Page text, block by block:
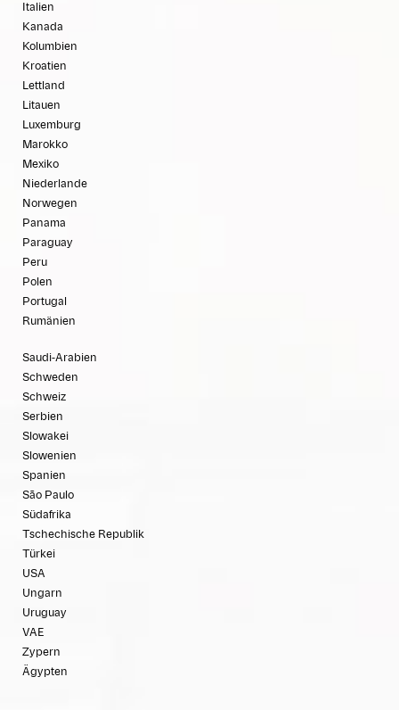
Italien
Kanada
Kolumbien
Kroatien
Lettland
Litauen
Luxemburg
Marokko
Mexiko
Niederlande
Norwegen
Panama
Paraguay
Peru
Polen
Portugal
Rumänien
Saudi-Arabien
Schweden
Schweiz
Serbien
Slowakei
Slowenien
Spanien
São Paulo
Südafrika
Tschechische Republik
Türkei
USA
Ungarn
Uruguay
VAE
Zypern
Ägypten